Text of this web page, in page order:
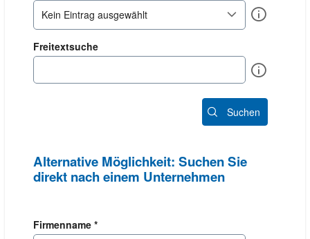
Kein Eintrag ausgewählt
Info
Freitextsuche
Info
Suchen
Alternative Möglichkeit: Suchen Sie
direkt nach einem Unternehmen
Firmenname *